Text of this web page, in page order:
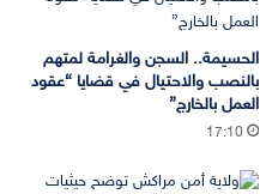
الحسيمة.. السجن والغرامة لمتهم
بالنصب والاحتيال في قضايا “عقود
العمل بالخارج”
17:10